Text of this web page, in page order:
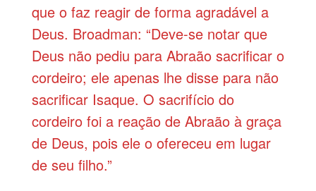
que o faz reagir de forma agradável a
Deus. Broadman: “Deve-se notar que
Deus não pediu para Abraão sacrificar o
cordeiro; ele apenas lhe disse para não
sacrificar Isaque. O sacrifício do
cordeiro foi a reação de Abraão à graça
de Deus, pois ele o ofereceu em lugar
de seu filho.”